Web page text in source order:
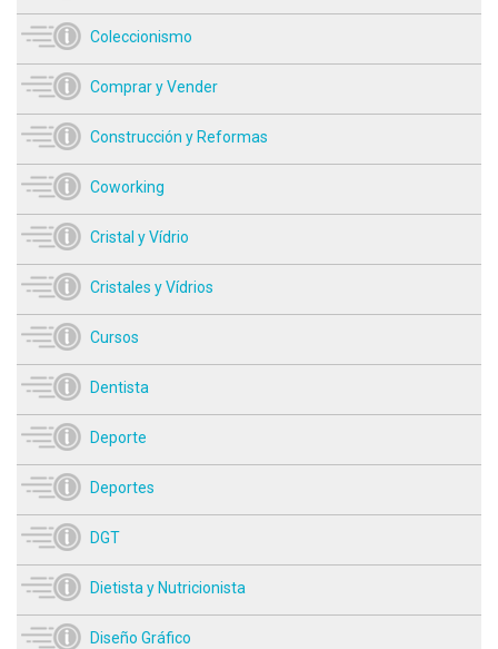
Coleccionismo
Comprar y Vender
Construcción y Reformas
Coworking
Cristal y Vídrio
Cristales y Vídrios
Cursos
Dentista
Deporte
Deportes
DGT
Dietista y Nutricionista
Diseño Gráfico